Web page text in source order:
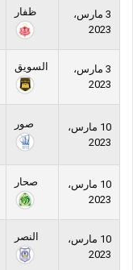
3 مارس،
2023
ظفار
3 مارس،
2023
السويق
10 مارس،
2023
صور
10 مارس،
2023
صحار
10 مارس،
2023
النصر